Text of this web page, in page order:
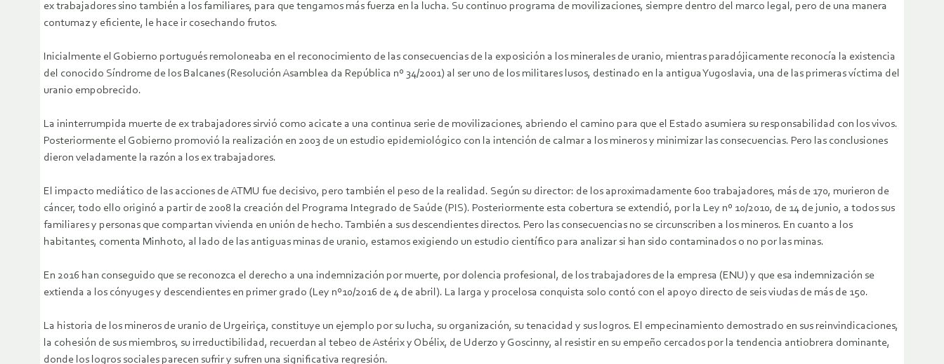
ex trabajadores sino también a los familiares, para que tengamos más fuerza en la lucha. Su continuo programa de movilizaciones, siempre dentro del marco legal, pero de una manera
contumaz y eficiente, le hace ir cosechando frutos.
Inicialmente el Gobierno portugués remoloneaba en el reconocimiento de las consecuencias de la exposición a los minerales de uranio, mientras paradójicamente reconocía la existencia
del conocido Síndrome de los Balcanes (Resolución Asamblea da República nº 34/2001) al ser uno de los militares lusos, destinado en la antigua Yugoslavia, una de las primeras víctima del
uranio empobrecido.
La ininterrumpida muerte de ex trabajadores sirvió como acicate a una continua serie de movilizaciones, abriendo el camino para que el Estado asumiera su responsabilidad con los vivos.
Posteriormente el Gobierno promovió la realización en 2003 de un estudio epidemiológico con la intención de calmar a los mineros y minimizar las consecuencias. Pero las conclusiones
dieron veladamente la razón a los ex trabajadores.
El impacto mediático de las acciones de ATMU fue decisivo, pero también el peso de la realidad. Según su director: de los aproximadamente 600 trabajadores, más de 170, murieron de
cáncer, todo ello originó a partir de 2008 la creación del Programa Integrado de Saúde (PIS). Posteriormente esta cobertura se extendió, por la Ley nº 10/2010, de 14 de junio, a todos sus
familiares y personas que compartan vivienda en unión de hecho. También a sus descendientes directos. Pero las consecuencias no se circunscriben a los mineros. En cuanto a los
habitantes, comenta Minhoto, al lado de las antiguas minas de uranio, estamos exigiendo un estudio científico para analizar si han sido contaminados o no por las minas.
En 2016 han conseguido que se reconozca el derecho a una indemnización por muerte, por dolencia profesional, de los trabajadores de la empresa (ENU) y que esa indemnización se
extienda a los cónyuges y descendientes en primer grado (Ley nº10/2016 de 4 de abril). La larga y procelosa conquista solo contó con el apoyo directo de seis viudas de más de 150.
La historia de los mineros de uranio de Urgeiriça, constituye un ejemplo por su lucha, su organización, su tenacidad y sus logros. El empecinamiento demostrado en sus reinvindicaciones,
la cohesión de sus miembros, su irreductibilidad, recuerdan al tebeo de Astérix y Obélix, de Uderzo y Goscinny, al resistir en su empeño cercados por la tendencia antiobrera dominante,
donde los logros sociales parecen sufrir y sufren una significativa regresión.